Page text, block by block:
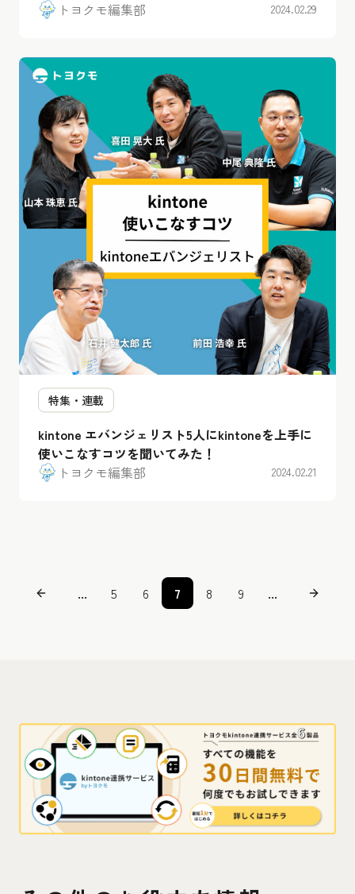
トヨクモ編集部
2024.02.29
特集・連載
kintone エバンジェリスト5人にkintoneを上手に
使いこなすコツを聞いてみた！
トヨクモ編集部
2024.02.21
... 5 6 7 8 9 ...